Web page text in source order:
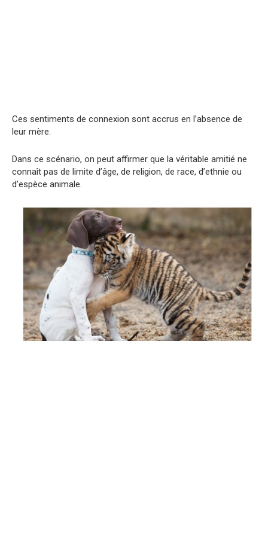
Ces sentiments de connexion sont accrus en l’absence de
leur mère.
Dans ce scénario, on peut affirmer que la véritable amitié ne
connaît pas de limite d’âge, de religion, de race, d’ethnie ou
d’espèce animale.